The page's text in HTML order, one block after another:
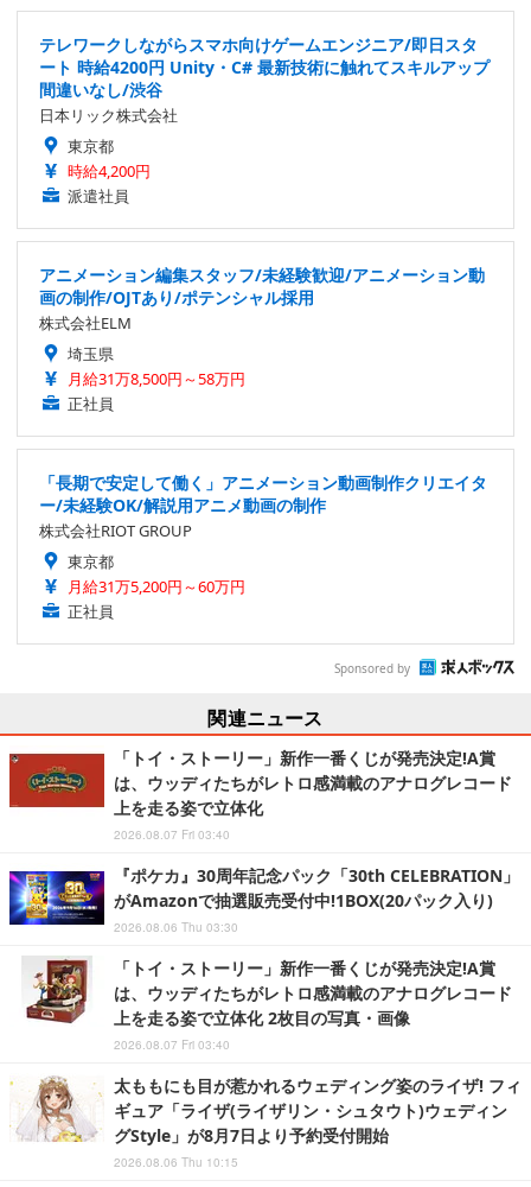
テレワークしながらスマホ向けゲームエンジニア/即日スタ
ート 時給4200円 Unity・C# 最新技術に触れてスキルアップ
間違いなし/渋谷
日本リック株式会社
東京都
時給4,200円
派遣社員
アニメーション編集スタッフ/未経験歓迎/アニメーション動
画の制作/OJTあり/ポテンシャル採用
株式会社ELM
埼玉県
月給31万8,500円～58万円
正社員
「長期で安定して働く」アニメーション動画制作クリエイタ
ー/未経験OK/解説用アニメ動画の制作
株式会社RIOT GROUP
東京都
月給31万5,200円～60万円
正社員
Sponsored by
関連ニュース
「トイ・ストーリー」新作一番くじが発売決定!A賞
は、ウッディたちがレトロ感満載のアナログレコード
上を走る姿で立体化
2026.08.07 Fri 03:40
『ポケカ』30周年記念パック「30th CELEBRATION」
がAmazonで抽選販売受付中!1BOX(20パック入り)
2026.08.06 Thu 03:30
「トイ・ストーリー」新作一番くじが発売決定!A賞
は、ウッディたちがレトロ感満載のアナログレコード
上を走る姿で立体化 2枚目の写真・画像
2026.08.07 Fri 03:40
太ももにも目が惹かれるウェディング姿のライザ! フィ
ギュア「ライザ(ライザリン・シュタウト)ウェディン
グStyle」が8月7日より予約受付開始
2026.08.06 Thu 10:15